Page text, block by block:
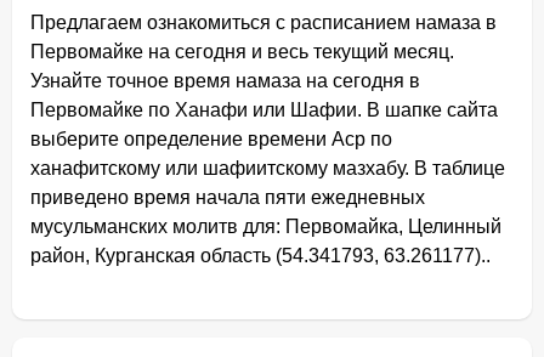
Предлагаем ознакомиться с расписанием намаза в
Первомайке на сегодня и весь текущий месяц.
Узнайте точное время намаза на сегодня в
Первомайке по Ханафи или Шафии. В шапке сайта
выберите определение времени Аср по
ханафитскому или шафиитскому мазхабу. В таблице
приведено время начала пяти ежедневных
мусульманских молитв для: Первомайка, Целинный
район, Курганская область (54.341793, 63.261177)..